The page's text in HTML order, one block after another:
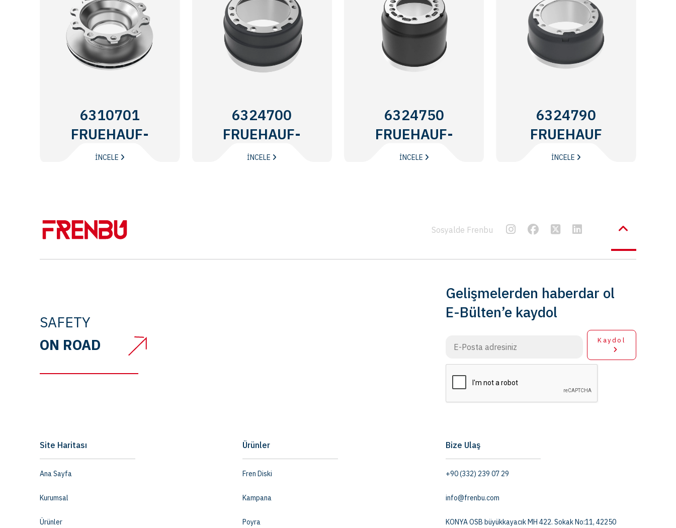
6310701
FRUEHAUF-
SMB
İNCELE
6324700
FRUEHAUF-
SMB
İNCELE
6324750
FRUEHAUF-
SMB
İNCELE
6324790
FRUEHAUF
İNCELE
Sosyalde Frenbu
SAFETY
ON ROAD
Gelişmelerden haberdar ol
E-Bülten’e kaydol
Site Haritası
Ana Sayfa
Kurumsal
Ürünler
Ürünler
Fren Diski
Kampana
Poyra
Bize Ulaş
+90 (332) 239 07 29
info@frenbu.com
KONYA OSB büyükkayacık MH 422. Sokak No:11, 42250